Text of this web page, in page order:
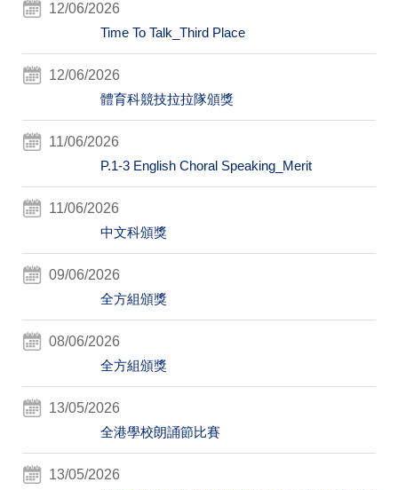
12/06/2026
Time To Talk_Third Place
12/06/2026
體育科競技拉拉隊頒獎
11/06/2026
P.1-3 English Choral Speaking_Merit
11/06/2026
中文科頒獎
09/06/2026
全方組頒獎
08/06/2026
全方組頒獎
13/05/2026
全港學校朗誦節比賽
13/05/2026